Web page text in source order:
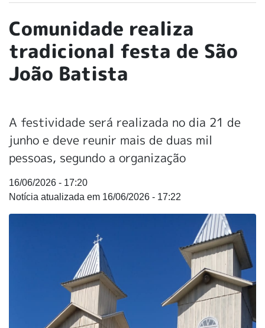
Comunidade realiza
tradicional festa de São
João Batista
A festividade será realizada no dia 21 de
junho e deve reunir mais de duas mil
pessoas, segundo a organização
16/06/2026 - 17:20
16/06/2026 - 17:22